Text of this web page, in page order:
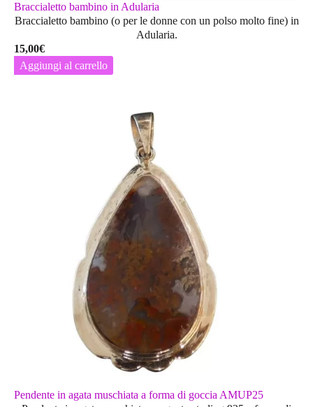
Braccialetto bambino in Adularia
Braccialetto bambino (o per le donne con un polso molto fine) in
Adularia.
15,00€
Aggiungi al carrello
Pendente in agata muschiata a forma di goccia AMUP25